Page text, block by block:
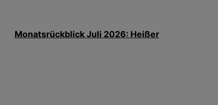
Monatsrückblick Juli 2026: Heißer